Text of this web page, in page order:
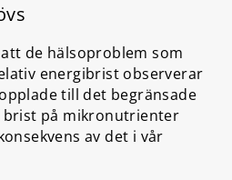
de hälsoproblem som
energibrist observerar
till det begränsade
på mikronutrienter
av det i vår